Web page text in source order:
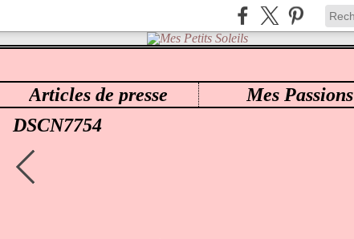
Articles de presse
Mes Passions
MES PETITS SOLEILS > 0113 RAVEN SCULPTED BY PING LAU AZURA > DSCN7754
DSCN7754